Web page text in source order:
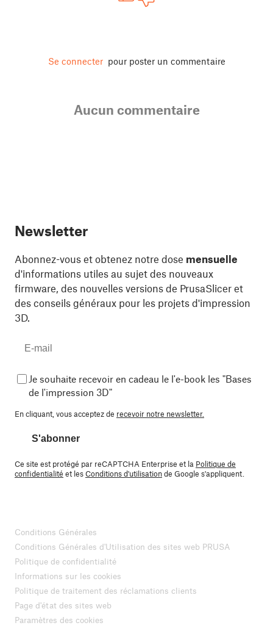
Se connecter pour poster un commentaire
Aucun commentaire
Newsletter
Abonnez-vous et obtenez notre dose mensuelle
d'informations utiles au sujet des nouveaux
firmware, des nouvelles versions de PrusaSlicer et
des conseils généraux pour les projets d'impression
3D.
Je souhaite recevoir en cadeau le l'e-book les "Bases
de l'impression 3D"
En cliquant, vous acceptez de recevoir notre newsletter.
S'abonner
Ce site est protégé par reCAPTCHA Enterprise et la Politique de
confidentialité et lesConditions d'utilisationde Google s'appliquent.
Conditions Générales
Conditions Générales d'Utilisation des sites web PRUSA
Politique de confidentialité
Informations sur les cookies
Politique de traitement des réclamations clients
Page d'état des sites web
Paramètres des cookies